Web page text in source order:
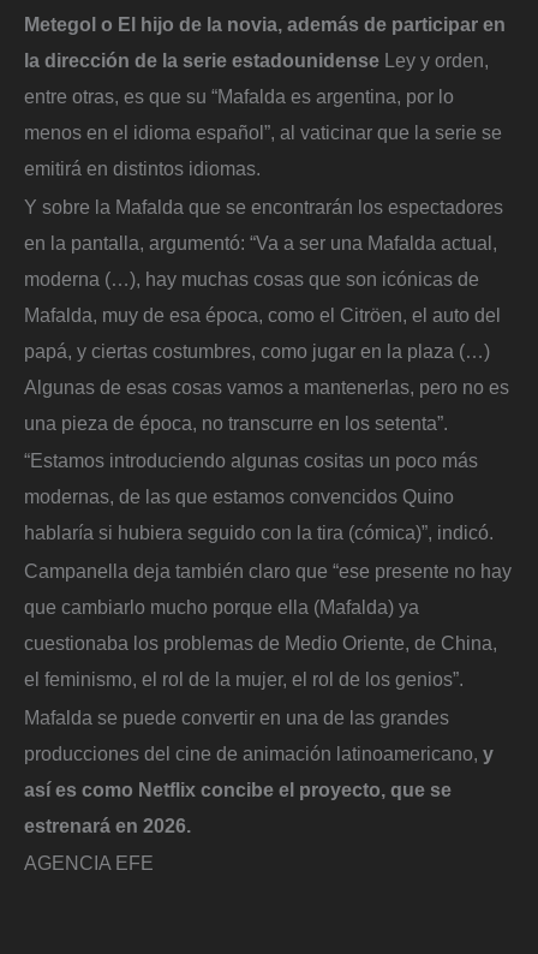
Metegol o El hijo de la novia, además de participar en
la dirección de la serie estadounidense Ley y orden,
entre otras, es que su “Mafalda es argentina, por lo
menos en el idioma español”, al vaticinar que la serie se
emitirá en distintos idiomas.
Y sobre la Mafalda que se encontrarán los espectadores
en la pantalla, argumentó: “Va a ser una Mafalda actual,
moderna (…), hay muchas cosas que son icónicas de
Mafalda, muy de esa época, como el Citröen, el auto del
papá, y ciertas costumbres, como jugar en la plaza (…)
Algunas de esas cosas vamos a mantenerlas, pero no es
una pieza de época, no transcurre en los setenta”.
“Estamos introduciendo algunas cositas un poco más
modernas, de las que estamos convencidos Quino
hablaría si hubiera seguido con la tira (cómica)”, indicó.
Campanella deja también claro que “ese presente no hay
que cambiarlo mucho porque ella (Mafalda) ya
cuestionaba los problemas de Medio Oriente, de China,
el feminismo, el rol de la mujer, el rol de los genios”.
Mafalda se puede convertir en una de las grandes
producciones del cine de animación latinoamericano, y
así es como Netflix concibe el proyecto, que se
estrenará en 2026.
AGENCIA EFE